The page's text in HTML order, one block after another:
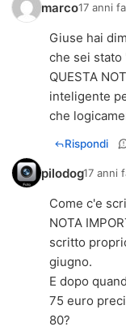
marco17 anni fa
Giuse hai
che sei stato
QUESTA
inteligente
che
Rispondi
pilodog17 anni
Come c'e
NOTA
scritto
giugno.
E dopo
75 euro
80?